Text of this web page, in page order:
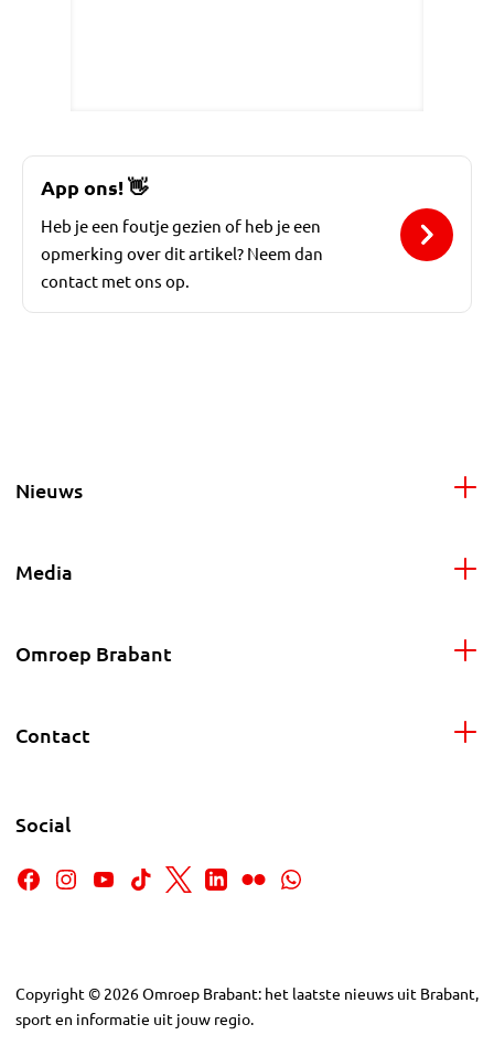
App ons!👋
Heb je een foutje gezien of heb je een
opmerking over dit artikel? Neem dan
contact met ons op.
Nieuws
Media
Omroep Brabant
Contact
Social
Copyright © 2026Omroep Brabant: het laatste nieuws uit Brabant,
sport en informatie uit jouw regio.